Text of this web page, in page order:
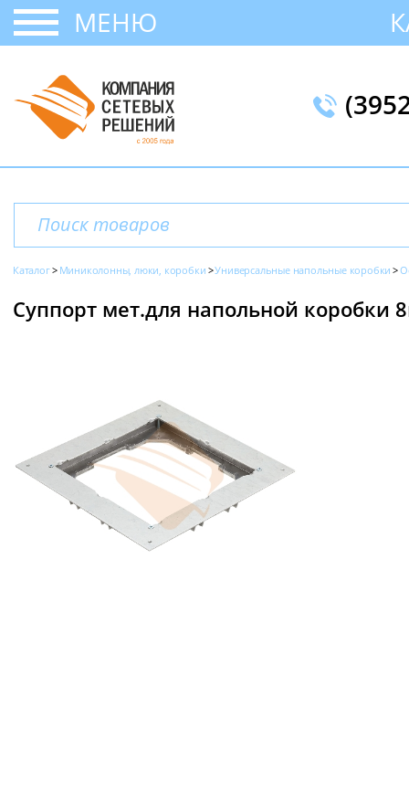
МЕНЮ
Каталог Миниколонны, люки, коробки Универсальные напольные коробки
Суппорт мет.для напольной коробки